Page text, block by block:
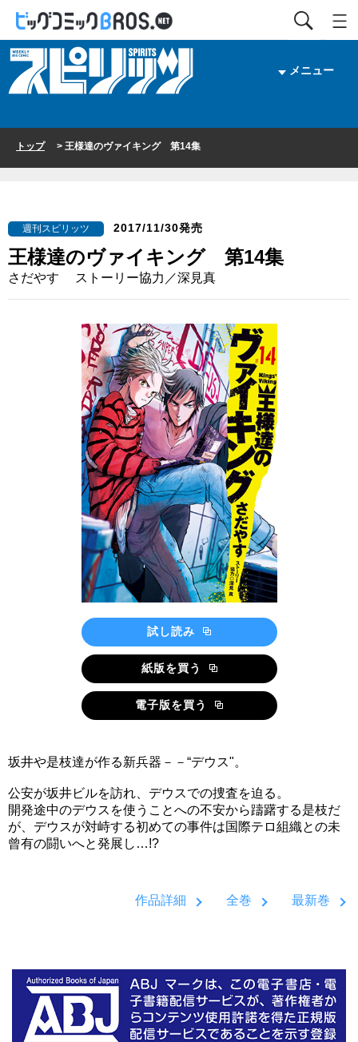
メニュー
トップ> 王様達のヴァイキング 第14集
週刊スピリッツ 2017/11/30発売
王様達のヴァイキング 第14集
さだやす ストーリー協力／深見真
試し読み
紙版を買う
電子版を買う
坂井や是枝達が作る新兵器－－“デウス"。
公安が坂井ビルを訪れ、デウスでの捜査を迫る。
開発途中のデウスを使うことへの不安から躊躇する是枝だ
が、デウスが対峙する初めての事件は国際テロ組織との未
曾有の闘いへと発展し…!?
作品詳細 全巻 最新巻